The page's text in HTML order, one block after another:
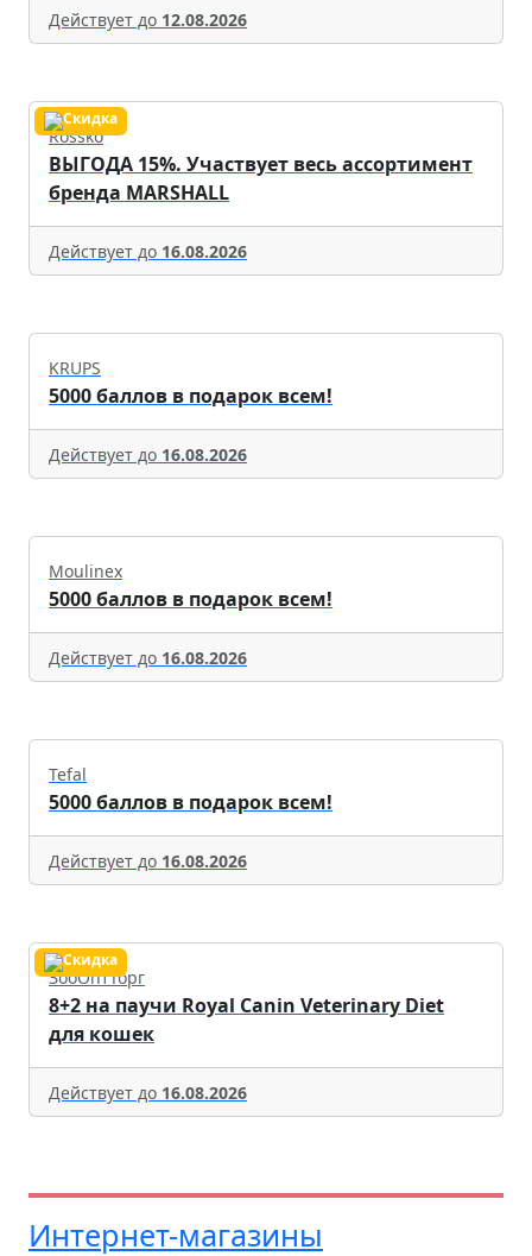
Действует до 12.08.2026
Rossko
ВЫГОДА 15%. Участвует весь ассортимент
бренда MARSHALL
Действует до 16.08.2026
KRUPS
5000 баллов в подарок всем!
Действует до 16.08.2026
Moulinex
5000 баллов в подарок всем!
Действует до 16.08.2026
Tefal
5000 баллов в подарок всем!
Действует до 16.08.2026
ЗооОптТорг
8+2 на паучи Royal Canin Veterinary Diet
для кошек
Действует до 16.08.2026
Интернет-магазины